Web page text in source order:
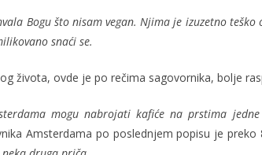
Bogu što nisam vegan. Njima je izuzetno
snaći se.
života, ovde je po rečima sagovornika, bolje
mogu nabrojati kafiće na prstima
Amsterdama po poslednjem popisu je preko